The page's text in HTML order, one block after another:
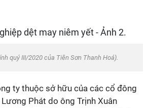
quý III/2020 của Tiên Sơn Thanh Hoá).
ty thuộc sở hữu của các cổ đông
Phát do ông Trịnh Xuân